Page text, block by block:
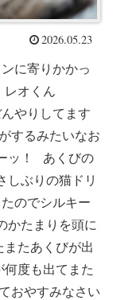
2026.05.23
に寄りかかっ
オくん
やりしてます
するみたいなお
ッ！ あくびの
ぶりの猫ドリ
のでシルキー
かたまりを頭に
たあくびが出
度も出てまた
おやすみなさい